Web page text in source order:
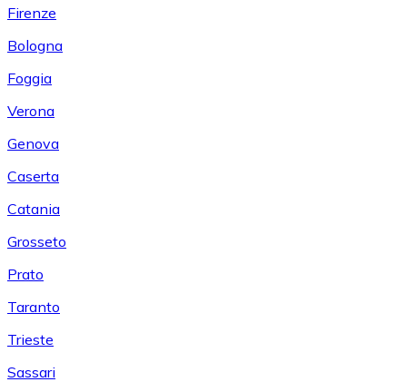
Firenze
Bologna
Foggia
Verona
Genova
Caserta
Catania
Grosseto
Prato
Taranto
Trieste
Sassari